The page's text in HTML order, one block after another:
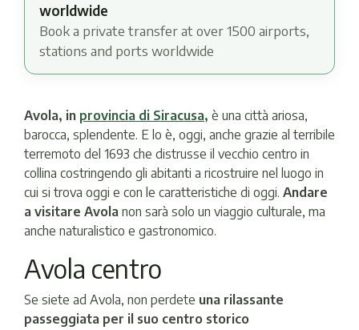
worldwide
Book a private transfer at over 1500 airports,
stations and ports worldwide
Avola, in provincia di Siracusa, è una città ariosa,
barocca, splendente. E lo è, oggi, anche grazie al terribile
terremoto del 1693 che distrusse il vecchio centro in
collina costringendo gli abitanti a ricostruire nel luogo in
cui si trova oggi e con le caratteristiche di oggi. Andare
a visitare Avola non sarà solo un viaggio culturale, ma
anche naturalistico e gastronomico.
Avola centro
Se siete ad Avola, non perdete una rilassante
passeggiata per il suo centro storico